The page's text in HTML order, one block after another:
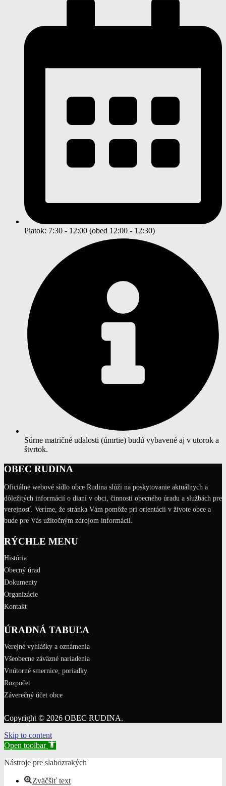
Piatok: 7:30 - 12:00 (obed 12:00 - 12:30)
Súrne matričné udalosti (úmrtie) budú vybavené aj v utorok a
štvrtok.
OBEC RUDINA
Oficiálne webové sídlo obce Rudina slúži na poskytovanie aktuálnych a
dôležitých informácií o dianí v obci, činnosti obecného úradu a službách pre
verejnosť. Veríme, že stránka Vám pomôže pri orientácii v živote obce a
bude pre Vás užitočným zdrojom informácií.
RÝCHLE MENU
História
Obecný úrad
Dokumenty
Organizácie
Kontakt
ÚRADNÁ TABUĽA
Verejné vyhlášky a oznámenia
Všeobecne záväzné nariadenia
Vnútorné smernice, poriadky
Rozpočet
Záverečný účet obce
Copyright © 2026 OBEC RUDINA.
Skip to content
Open toolbar
Nástroje pre slabozrakých
Zväčšiť text